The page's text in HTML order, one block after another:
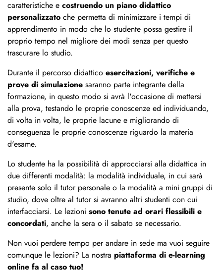
caratteristiche e costruendo un piano didattico
personalizzato che permetta di minimizzare i tempi di
apprendimento in modo che lo studente possa gestire il
proprio tempo nel migliore dei modi senza per questo
trascurare lo studio.
Durante il percorso didattico esercitazioni, verifiche e
prove di simulazione saranno parte integrante della
formazione, in questo modo si avrà l'occasione di mettersi
alla prova, testando le proprie conoscenze ed individuando,
di volta in volta, le proprie lacune e migliorando di
conseguenza le proprie conoscenze riguardo la materia
d'esame.
Lo studente ha la possibilità di approcciarsi alla didattica in
due differenti modalità: la modalità individuale, in cui sarà
presente solo il tutor personale o la modalità a mini gruppi di
studio, dove oltre al tutor si avranno altri studenti con cui
interfacciarsi. Le lezioni sono tenute ad orari flessibili e
concordati, anche la sera o il sabato se necessario.
Non vuoi perdere tempo per andare in sede ma vuoi seguire
comunque le lezioni? La nostra piattaforma di e-learning
online fa al caso tuo!